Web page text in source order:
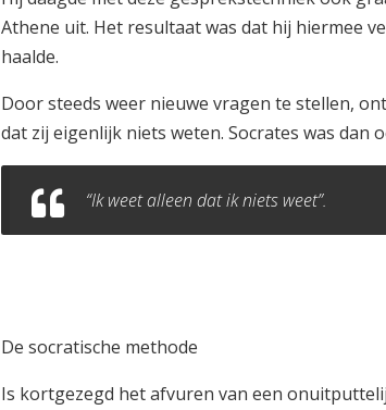
Athene uit. Het resultaat was dat hij hiermee
haalde.
Door steeds weer nieuwe vragen te stellen,
dat zij eigenlijk niets weten. Socrates was dan
“Ik weet alleen dat ik niets weet”.
De socratische methode
Is kortgezegd het afvuren van een